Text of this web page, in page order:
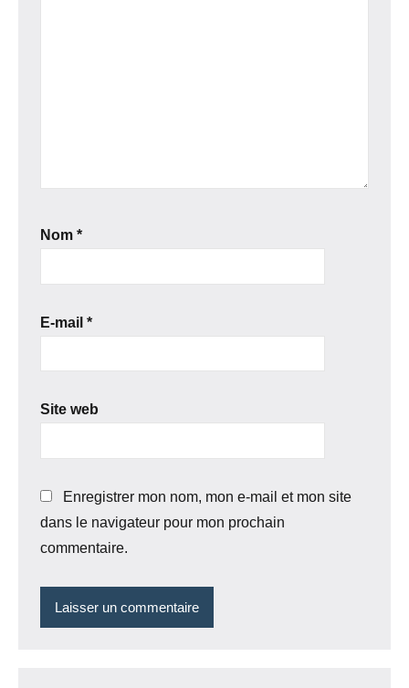
Nom *
E-mail *
Site web
Enregistrer mon nom, mon e-mail et mon site
dans le navigateur pour mon prochain
commentaire.